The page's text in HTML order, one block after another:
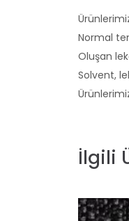
Normal
Oluşan
Solvent,
İlgili